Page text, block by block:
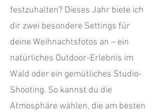
festzuhalten? Dieses Jahr biete ich
dir zwei besondere Settings für
deine Weihnachtsfotos an – ein
natürliches Outdoor-Erlebnis im
Wald oder ein gemütliches Studio-
Shooting. So kannst du die
Atmosphäre wählen, die am besten